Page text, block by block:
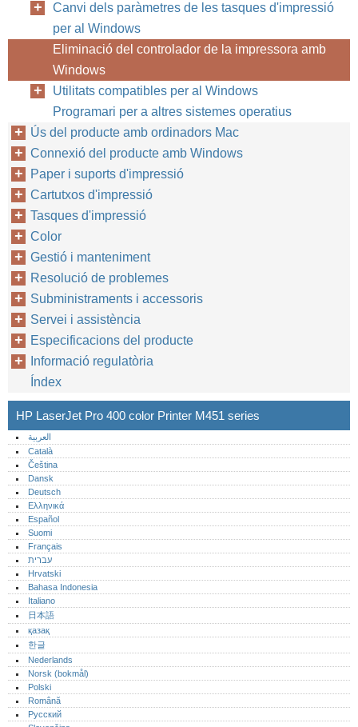
Canvi dels paràmetres de les tasques d'impressió
per al Windows
Eliminació del controlador de la impressora amb
Windows
Utilitats compatibles per al Windows
Programari per a altres sistemes operatius
Ús del producte amb ordinadors Mac
Connexió del producte amb Windows
Paper i suports d'impressió
Cartutxos d'impressió
Tasques d'impressió
Color
Gestió i manteniment
Resolució de problemes
Subministraments i accessoris
Servei i assistència
Especificacions del producte
Informació regulatòria
Índex
HP LaserJet Pro 400 color Printer M451 series
العربية
Català
Čeština
Dansk
Deutsch
Ελληνικά
Español
Suomi
Français
עברית
Hrvatski
Bahasa Indonesia
Italiano
日本語
қазақ
한글
Nederlands
Norsk (bokmål)‎
Polski
Română
Русский